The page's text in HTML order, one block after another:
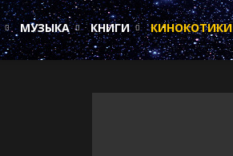
МУЗЫКА КНИГИ КИНОКОТИКИ